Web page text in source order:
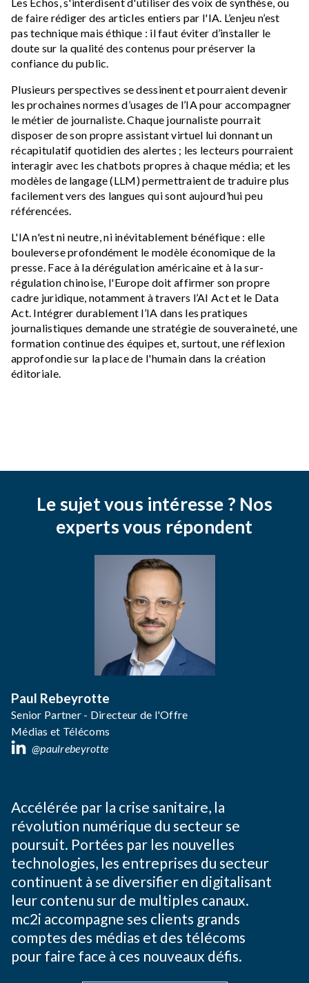
de faire rédiger des articles entiers par l'IA. L’enjeu n’est
pas technique mais éthique : il faut éviter d’installer le
doute sur la qualité des contenus pour préserver la
confiance du public.
Plusieurs perspectives se dessinent et pourraient devenir
les prochaines normes d’usages de l’IA pour accompagner
le métier de journaliste. Chaque journaliste pourrait
disposer de son propre assistant virtuel lui donnant un
récapitulatif quotidien des alertes ; les lecteurs pourraient
interagir avec les chatbots propres à chaque média; et les
modèles de langage (LLM) permettraient de traduire plus
facilement vers des langues qui sont aujourd’hui peu
référencées.
L'IA n'est ni neutre, ni inévitablement bénéfique : elle
bouleverse profondément le modèle économique de la
presse. Face à la dérégulation américaine et à la sur-
régulation chinoise, l'Europe doit affirmer son propre
cadre juridique, notamment à travers l’AI Act et le Data
Act. Intégrer durablement l’IA dans les pratiques
journalistiques demande une stratégie de souveraineté, une
formation continue des équipes et, surtout, une réflexion
approfondie sur la place de l'humain dans la création
éditoriale.
Le sujet vous intéresse ? Nos
experts vous répondent
Paul Rebeyrotte
Senior Partner - Directeur de l'Offre
Médias et Télécoms
@paulrebeyrotte
Accélérée par la crise sanitaire, la
révolution numérique du secteur se
poursuit. Portées par les nouvelles
technologies, les entreprises du secteur
continuent à se diversifier en digitalisant
leur contenu sur de multiples canaux.
mc2i accompagne ses clients grands
comptes des médias et des télécoms
pour faire face à ces nouveaux défis.